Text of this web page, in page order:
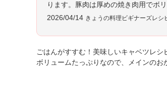
ります。豚肉は厚めの焼き肉用でボリ
2026/04/14 きょうの料理ビギナーズレシ
ごはんがすすむ！美味しいキャベツレシ
ボリュームたっぷりなので、メインのお